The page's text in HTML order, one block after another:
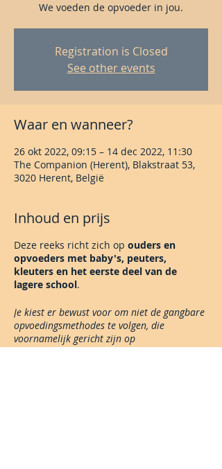
We voeden de opvoeder in jou.
Registration is Closed
See other events
Waar en wanneer?
26 okt 2022, 09:15 – 14 dec 2022, 11:30
The Companion (Herent), Blakstraat 53,
3020 Herent, België
Inhoud en prijs
Deze reeks richt zich op ouders en
opvoeders met baby's, peuters,
kleuters en het eerste deel van de
lagere school.
Je kiest er bewust voor om niet de gangbare
opvoedingsmethodes te volgen, die
voornamelijk gericht zijn op
gedragsaanpassing, en die vaak automatisch